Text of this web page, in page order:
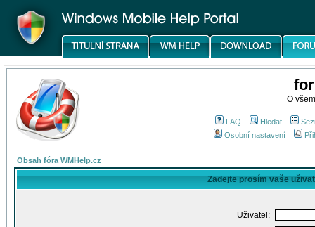
O
FAQ Hledat
Osobní nastavení
Obsah fóra WMHelp.cz
Zadejte prosím vaše
Uživatel: